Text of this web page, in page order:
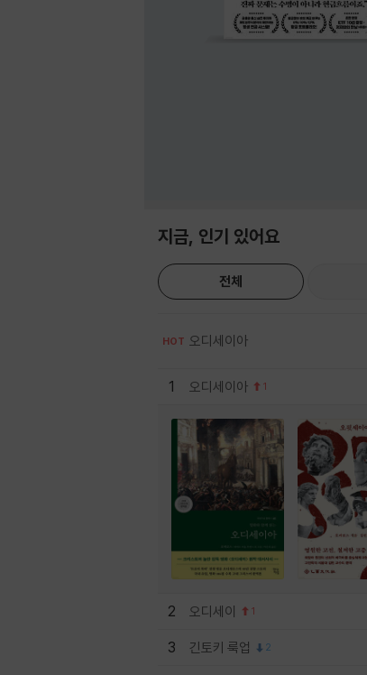
지금, 인기 있어요
전체
HOT 오디세이아
1 오디세이아 1
2 오디세이 1
3 긴토키 룩업 2